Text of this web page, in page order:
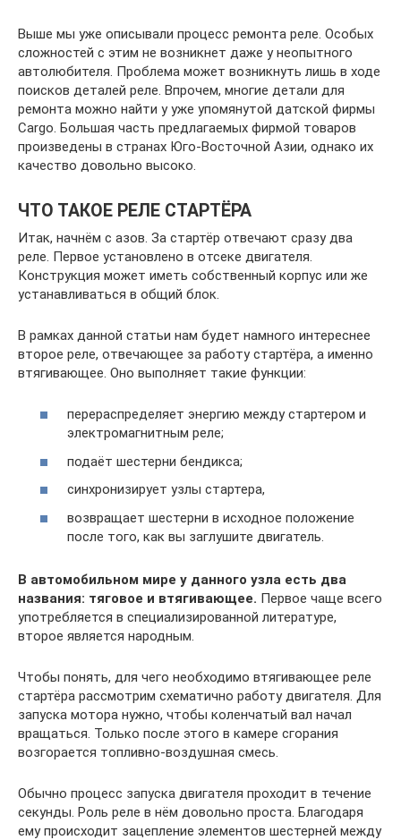
Выше мы уже описывали процесс ремонта реле. Особых
сложностей с этим не возникнет даже у неопытного
автолюбителя. Проблема может возникнуть лишь в ходе
поисков деталей реле. Впрочем, многие детали для
ремонта можно найти у уже упомянутой датской фирмы
Cargo. Большая часть предлагаемых фирмой товаров
произведены в странах Юго-Восточной Азии, однако их
качество довольно высоко.
ЧТО ТАКОЕ РЕЛЕ СТАРТЁРА
Итак, начнём с азов. За стартёр отвечают сразу два
реле. Первое установлено в отсеке двигателя.
Конструкция может иметь собственный корпус или же
устанавливаться в общий блок.
В рамках данной статьи нам будет намного интереснее
второе реле, отвечающее за работу стартёра, а именно
втягивающее. Оно выполняет такие функции:
перераспределяет энергию между стартером и
электромагнитным реле;
подаёт шестерни бендикса;
синхронизирует узлы стартера,
возвращает шестерни в исходное положение
после того, как вы заглушите двигатель.
В автомобильном мире у данного узла есть два
названия: тяговое и втягивающее. Первое чаще всего
употребляется в специализированной литературе,
второе является народным.
Чтобы понять, для чего необходимо втягивающее реле
стартёра рассмотрим схематично работу двигателя. Для
запуска мотора нужно, чтобы коленчатый вал начал
вращаться. Только после этого в камере сгорания
возгорается топливно-воздушная смесь.
Обычно процесс запуска двигателя проходит в течение
секунды. Роль реле в нём довольно проста. Благодаря
ему происходит зацепление элементов шестерней между